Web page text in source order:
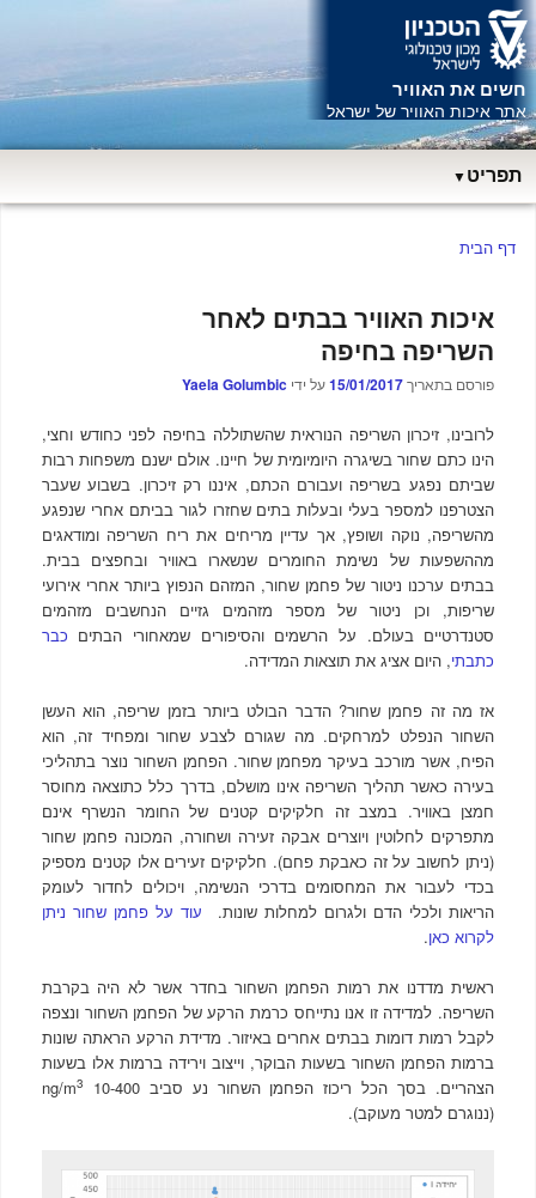
חשים את האוויר
אתר איכות האוויר של ישראל
תפריט
תפריט
ראשי
דף הבית
איכות האוויר בבתים לאחר
השריפה בחיפה
פורסם בתאריך15/01/2017על ידי Yaela Golumbic
לרובינו, זיכרון השריפה הנוראית שהשתוללה בחיפה לפני כחודש וחצי,
הינו כתם שחור בשיגרה היומיומית של חיינו. אולם ישנם משפחות רבות
שביתם נפגע בשריפה ועבורם הכתם, איננו רק זיכרון. בשבוע שעבר
הצטרפנו למספר בעלי ובעלות בתים שחזרו לגור בביתם אחרי שנפגע
מהשריפה, נוקה ושופץ, אך עדיין מריחים את ריח השריפה ומודאגים
מההשפעות של נשימת החומרים שנשארו באוויר ובחפצים בבית.
בבתים ערכנו ניטור של פחמן שחור, המזהם הנפוץ ביותר אחרי אירועי
שריפות, וכן ניטור של מספר מזהמים גזיים הנחשבים מזהמים
סטנדרטיים בעולם. על הרשמים והסיפורים שמאחורי הבתים כבר
כתבתי, היום אציג את תוצאות המדידה.
אז מה זה פחמן שחור? הדבר הבולט ביותר בזמן שריפה, הוא העשן
השחור הנפלט למרחקים. מה שגורם לצבע שחור ומפחיד זה, הוא
הפיח, אשר מורכב בעיקר מפחמן שחור. הפחמן השחור נוצר בתהליכי
בעירה כאשר תהליך השריפה אינו מושלם, בדרך כלל כתוצאה מחוסר
חמצן באוויר. במצב זה חלקיקים קטנים של החומר הנשרף אינם
מתפרקים לחלוטין ויוצרים אבקה זעירה ושחורה, המכונה פחמן שחור
(ניתן לחשוב על זה כאבקת פחם). חלקיקים זעירים אלו קטנים מספיק
בכדי לעבור את המחסומים בדרכי הנשימה, ויכולים לחדור לעומק
הריאות ולכלי הדם ולגרום למחלות שונות.
עוד על פחמן שחור ניתן
לקרוא כאן.
ראשית מדדנו את רמות הפחמן השחור בחדר אשר לא היה בקרבת
השריפה. למדידה זו אנו נתייחס כרמת הרקע של הפחמן השחור ונצפה
לקבל רמות דומות בבתים אחרים באיזור. מדידת הרקע הראתה שונות
ברמות הפחמן השחור בשעות הבוקר, וייצוב וירידה ברמות אלו בשעות
הצהריים. בסך הכל ריכוז הפחמן השחור נע סביב ng/m
3
10-400
(ננוגרם למטר מעוקב).